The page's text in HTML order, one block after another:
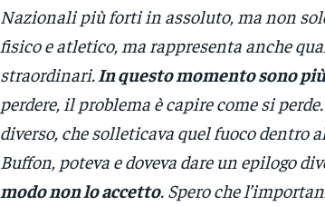
Nazionali più forti in assoluto, ma non
fisico e atletico, ma rappresenta anche
straordinari.In questo momento sono
perdere, il problema è capire come si
diverso, che solleticava quel fuoco dentro
Buffon, poteva e doveva dare un epilogo
modo non lo accetto. Spero che